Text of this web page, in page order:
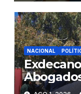
NACIONAL